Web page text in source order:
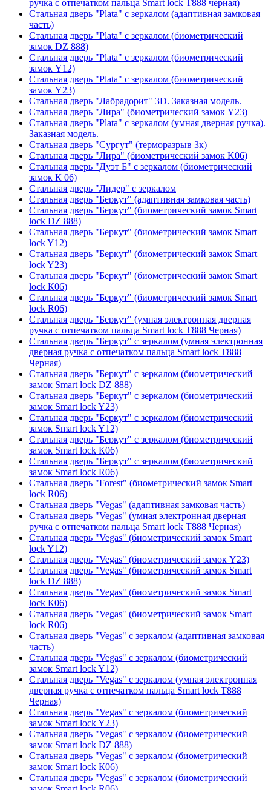
ручка с отпечатком пальца Smart lock T888 черная)
Стальная дверь "Plata" с зеркалом (адаптивная замковая
часть)
Стальная дверь "Plata" с зеркалом (биометрический
замок DZ 888)
Стальная дверь "Plata" с зеркалом (биометрический
замок Y12)
Стальная дверь "Plata" с зеркалом (биометрический
замок Y23)
Стальная дверь "Лабрадорит" 3D. Заказная модель.
Стальная дверь "Лира" (биометрический замок Y23)
Стальная дверь "Plata" с зеркалом (умная дверная ручка).
Заказная модель.
Стальная дверь "Сургут" (терморазрыв 3к)
Стальная дверь "Лира" (биометрический замок K06)
Стальная дверь "Дуэт Б" с зеркалом (биометрический
замок К 06)
Стальная дверь "Лидер" с зеркалом
Стальная дверь "Беркут" (адаптивная замковая часть)
Стальная дверь "Беркут" (биометрический замок Smart
lock DZ 888)
Стальная дверь "Беркут" (биометрический замок Smart
lock Y12)
Стальная дверь "Беркут" (биометрический замок Smart
lock Y23)
Стальная дверь "Беркут" (биометрический замок Smart
lock К06)
Стальная дверь "Беркут" (биометрический замок Smart
lock R06)
Стальная дверь "Беркут" (умная электронная дверная
ручка с отпечатком пальца Smart lock T888 Черная)
Стальная дверь "Беркут" с зеркалом (умная электронная
дверная ручка с отпечатком пальца Smart lock T888
Черная)
Стальная дверь "Беркут" с зеркалом (биометрический
замок Smart lock DZ 888)
Стальная дверь "Беркут" с зеркалом (биометрический
замок Smart lock Y23)
Стальная дверь "Беркут" с зеркалом (биометрический
замок Smart lock Y12)
Стальная дверь "Беркут" с зеркалом (биометрический
замок Smart lock К06)
Стальная дверь "Беркут" с зеркалом (биометрический
замок Smart lock R06)
Стальная дверь "Forest" (биометрический замок Smart
lock R06)
Стальная дверь "Vegas" (адаптивная замковая часть)
Стальная дверь "Vegas" (умная электронная дверная
ручка с отпечатком пальца Smart lock T888 Черная)
Стальная дверь "Vegas" (биометрический замок Smart
lock Y12)
Стальная дверь "Vegas" (биометрический замок Y23)
Стальная дверь "Vegas" (биометрический замок Smart
lock DZ 888)
Стальная дверь "Vegas" (биометрический замок Smart
lock К06)
Стальная дверь "Vegas" (биометрический замок Smart
lock R06)
Стальная дверь "Vegas" с зеркалом (адаптивная замковая
часть)
Стальная дверь "Vegas" с зеркалом (биометрический
замок Smart lock Y12)
Стальная дверь "Vegas" с зеркалом (умная электронная
дверная ручка с отпечатком пальца Smart lock T888
Черная)
Стальная дверь "Vegas" с зеркалом (биометрический
замок Smart lock Y23)
Стальная дверь "Vegas" с зеркалом (биометрический
замок Smart lock DZ 888)
Стальная дверь "Vegas" с зеркалом (биометрический
замок Smart lock К06)
Стальная дверь "Vegas" с зеркалом (биометрический